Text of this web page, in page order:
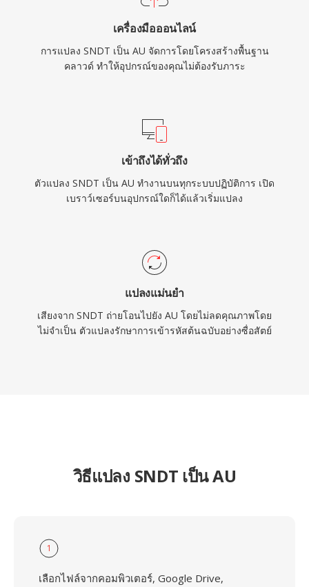
เครื่องมือออนไลน์
การแปลง SNDT เป็น AU จัดการโดยโครงสร้างพื้นฐาน
คลาวด์ ทำให้อุปกรณ์ของคุณไม่ต้องรับภาระ
เข้าถึงได้ทั่วถึง
ตัวแปลง SNDT เป็น AU ทำงานบนทุกระบบปฏิบัติการ เปิด
เบราว์เซอร์บนอุปกรณ์ใดก็ได้แล้วเริ่มแปลง
แปลงแม่นยำ
เสียงจาก SNDT ถ่ายโอนไปยัง AU โดยไม่ลดคุณภาพโดย
ไม่จำเป็น ตัวแปลงรักษาการเข้ารหัสต้นฉบับอย่างซื่อสัตย์
วิธีแปลง SNDT เป็น AU
1
เลือกไฟล์จากคอมพิวเตอร์, Google Drive,